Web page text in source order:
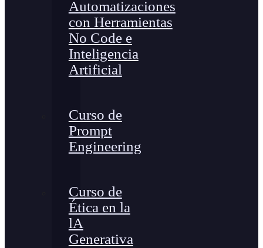
Automatizaciones
con Herramientas
No Code e
Inteligencia
Artificial
Curso de
Prompt
Engineering
Curso de
Ética en la
lA
Generativa